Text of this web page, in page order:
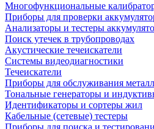
Многофункциональные
Приборы для проверки
Анализаторы и тестеры
Поиск утечек в трубопроводах
Акустические течеискатели
Системы видеодиагностики
Течеискатели
Приборы для обслуживания
Тональные генераторы и
Идентификаторы и сортеры жил
Кабельные (сетевые) тестеры
Приборы для поиска и